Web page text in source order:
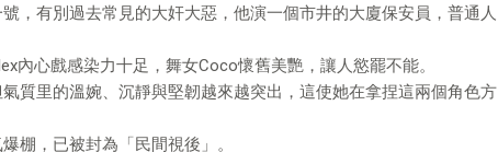
，有別過去常見的大奸大惡，他演一個市井的大廈保安員，普通人
內心戲感染力十足，舞女Coco懷舊美艷，讓人慾罷不能。
質里的溫婉、沉靜與堅韌越來越突出，這使她在拿捏這兩個角色方
棚，已被封為「民間視後」。